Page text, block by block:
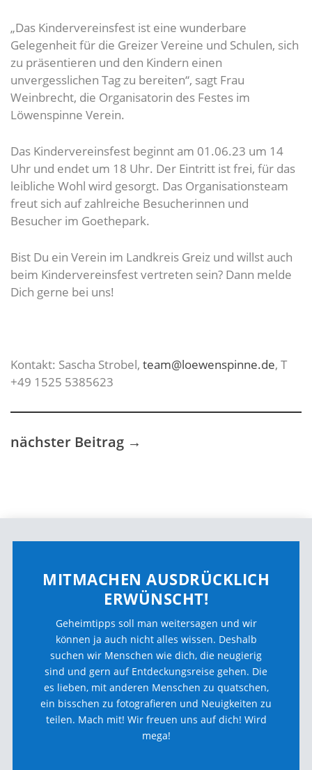
„Das Kindervereinsfest ist eine wunderbare
Gelegenheit für die Greizer Vereine und Schulen, sich
zu präsentieren und den Kindern einen
unvergesslichen Tag zu bereiten“, sagt Frau
Weinbrecht, die Organisatorin des Festes im
Löwenspinne Verein.
Das Kindervereinsfest beginnt am 01.06.23 um 14
Uhr und endet um 18 Uhr. Der Eintritt ist frei, für das
leibliche Wohl wird gesorgt. Das Organisationsteam
freut sich auf zahlreiche Besucherinnen und
Besucher im Goethepark.
Bist Du ein Verein im Landkreis Greiz und willst auch
beim Kindervereinsfest vertreten sein? Dann melde
Dich gerne bei uns!
Kontakt: Sascha Strobel, team@loewenspinne.de, T
+49 1525 5385623
nächster Beitrag →
MITMACHEN AUSDRÜCKLICH
ERWÜNSCHT!
Geheimtipps soll man weitersagen und wir
können ja auch nicht alles wissen. Deshalb
suchen wir Menschen wie dich, die neugierig
sind und gern auf Entdeckungsreise gehen. Die
es lieben, mit anderen Menschen zu quatschen,
ein bisschen zu fotografieren und Neuigkeiten zu
teilen. Mach mit! Wir freuen uns auf dich! Wird
mega!